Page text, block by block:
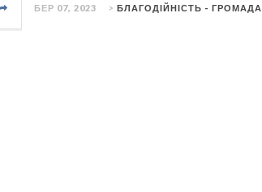
БЕР 07, 2023 > БЛАГОДІЙНІСТЬ - ГРОМАДА